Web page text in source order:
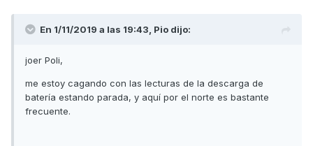
En 1/11/2019 a las 19:43, Pio dijo:
joer Poli,
me estoy cagando con las lecturas de la descarga de
batería estando parada, y aquí por el norte es bastante
frecuente.